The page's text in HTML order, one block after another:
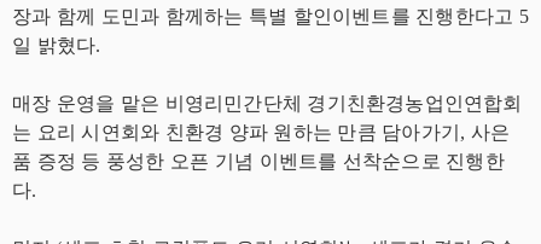
장과 함께 도민과 함께하는 특별 할인이벤트를 진행한다고 5
일 밝혔다.
매장 운영을 맡은 비영리민간단체 경기친환경농업인연합회
는 요리 시연회와 친환경 양파 원하는 만큼 담아가기, 사은
품 증정 등 풍성한 오픈 기념 이벤트를 선착순으로 진행한
다.